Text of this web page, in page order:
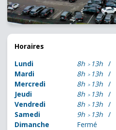
Horaires
Lundi
8h 13h
Mardi
8h 13h
Mercredi
8h 13h
Jeudi
8h 13h
Vendredi
8h 13h
Samedi
9h 13h
Dimanche
Fermé